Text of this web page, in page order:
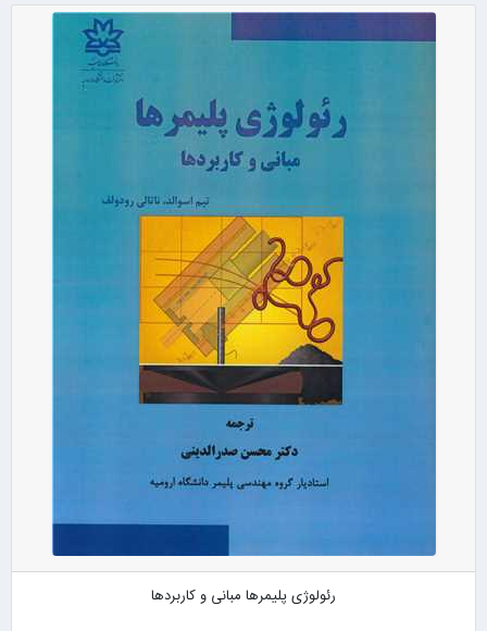
رئولوژی پلیمرها مبانی و کاربردها